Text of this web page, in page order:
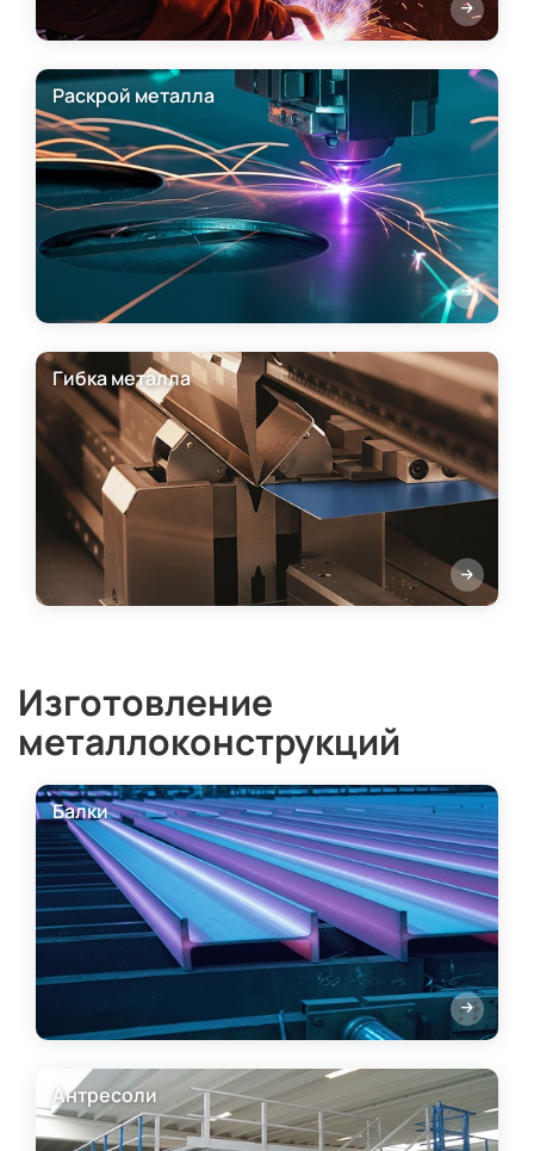
Раскрой металла
Гибка металла
Изготовление
металлоконструкций
Балки
Антресоли